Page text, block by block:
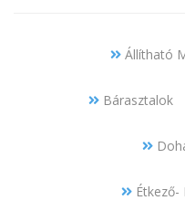
Állítható
Bárasztalok
Étkező-